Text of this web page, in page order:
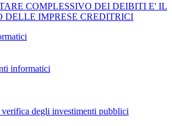
COMPLESSIVO DEI DEIBITI E' IL
DELLE IMPRESE CREDITRICI
informatici
degli investimenti pubblici